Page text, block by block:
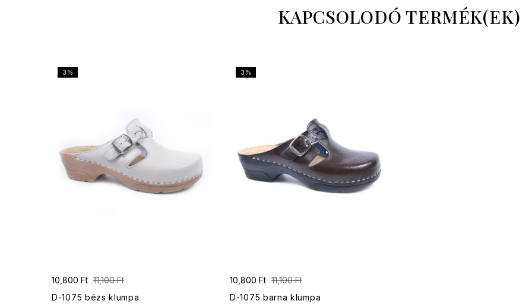
KAPCSOLODÓ TERMÉK(EK)
3%
10,800 Ft 11,100 Ft
D-1075 bézs klumpa
3%
10,800 Ft 11,100 Ft
D-1075 barna klumpa